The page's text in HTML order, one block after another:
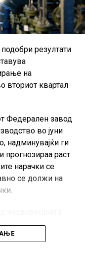
резултати
на
вториот квартал
Федерален завод
во јуни
надминувајќи ги
прогнозираа раст
нарачки се
се должи на
се зголемил за
значително над